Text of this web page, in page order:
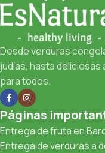
Desde verduras
judías, hasta
para todos.
Páginas
Entrega de fruta en
Entrega de verduras a